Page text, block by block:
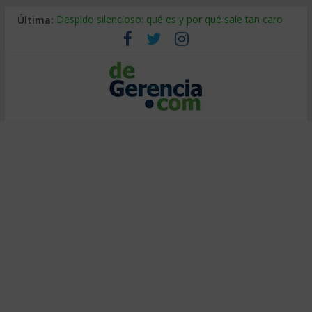
Última: Despido silencioso: qué es y por qué sale tan caro
La economía de Venezuela después del terremoto
Los 8 pasos de Kotter: liderar el cambio sin fracasar
Gestión de proyectos con IA: qué cambia en el oficio
IA y creatividad: cómo evitar que todos piensen igual